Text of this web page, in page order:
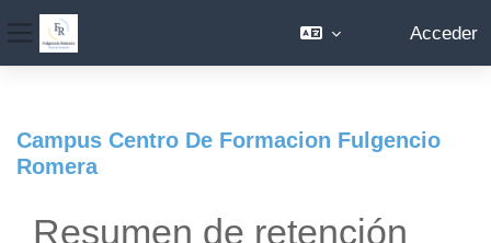
Panel lateral
Acceder
Campus Centro De Formacion Fulgencio
Romera
Resumen de retención